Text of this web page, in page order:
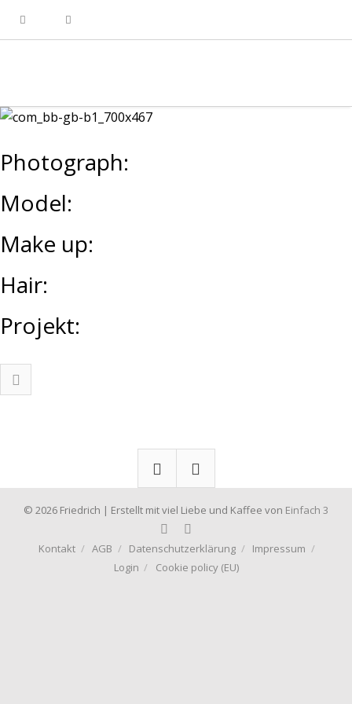
Photograph:
Model:
Make up:
Hair:
Projekt:
© 2026 Friedrich | Erstellt mit viel Liebe und Kaffee von Einfach 3
Kontakt AGB Datenschutzerklärung
Impressum
Login
Cookie policy (EU)